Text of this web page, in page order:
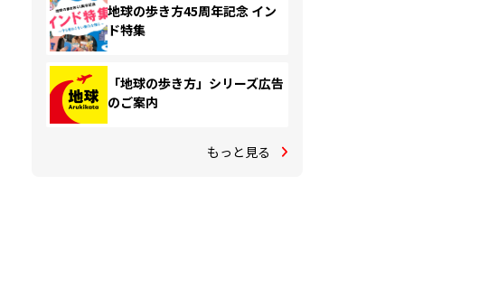
地球の歩き方45周年記念 イン
ド特集
「地球の歩き方」シリーズ広告
のご案内
もっと見る